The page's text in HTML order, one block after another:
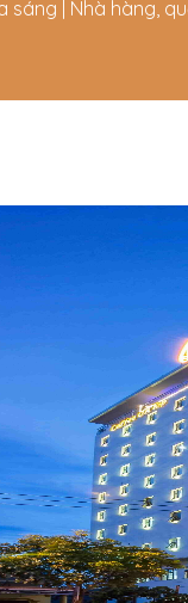
sáng | Nhà hàng,